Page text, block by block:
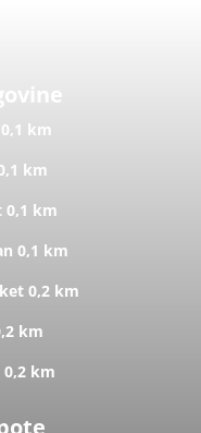
0,1 km
km
0,1 km
0,1 km
0,2 km
km
0,2 km